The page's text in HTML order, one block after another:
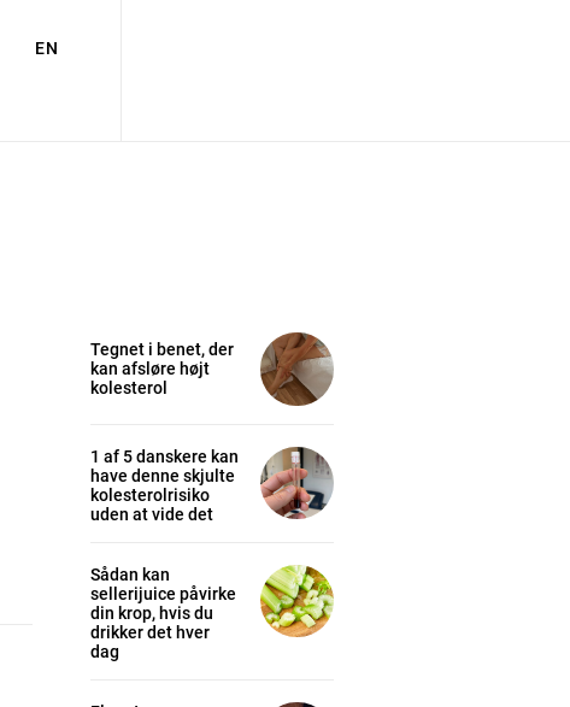
EN
Tegnet i benet, der
kan afsløre højt
kolesterol
1 af 5 danskere kan
have denne skjulte
kolesterolrisiko
uden at vide det
Sådan kan
sellerijuice påvirke
din krop, hvis du
drikker det hver
dag